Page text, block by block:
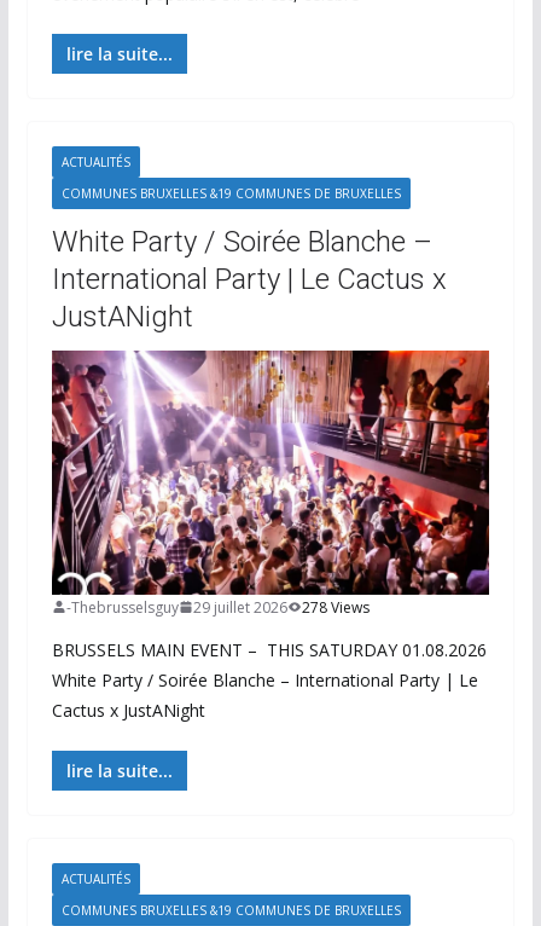
lire la suite...
ACTUALITÉS
COMMUNES BRUXELLES &19 COMMUNES DE BRUXELLES
White Party / Soirée Blanche –
International Party | Le Cactus x
JustANight
-Thebrusselsguy 29 juillet 2026 278 Views
BRUSSELS MAIN EVENT – THIS SATURDAY 01.08.2026
White Party / Soirée Blanche – International Party | Le
Cactus x JustANight
lire la suite...
ACTUALITÉS
COMMUNES BRUXELLES &19 COMMUNES DE BRUXELLES